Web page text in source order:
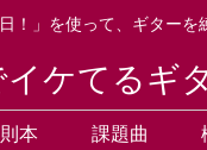
！」を使って、ギターを
ケてるギ
本 課題曲